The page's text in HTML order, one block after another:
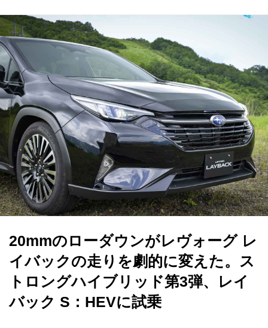
20mmのローダウンがレヴォーグ レ
イバックの走りを劇的に変えた。ス
トロングハイブリッド第3弾、レイ
バック S：HEVに試乗